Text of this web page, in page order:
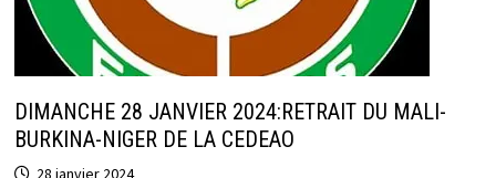
DIMANCHE 28 JANVIER 2024:RETRAIT DU MALI-
BURKINA-NIGER DE LA CEDEAO
28 janvier 2024